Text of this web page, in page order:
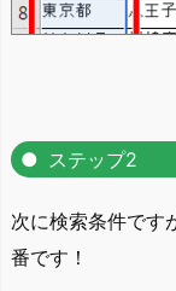
ステップ2
次に検索条件です
番です！